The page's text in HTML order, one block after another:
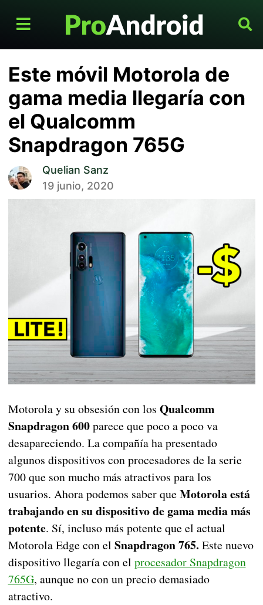
Este móvil Motorola de
gama media llegaría con
el Qualcomm
Snapdragon 765G
Quelian Sanz
19 junio, 2020
Motorola y su obsesión con los Qualcomm
Snapdragon 600parece que poco a poco va
desapareciendo. La compañía ha presentado
algunos dispositivos con procesadores de la serie
700 que son mucho más atractivos para los
usuarios. Ahora podemos saber que Motorola está
trabajando en su dispositivo de gama media más
potente. Sí, incluso más potente que el actual
Motorola Edge con el Snapdragon 765. Este nuevo
dispositivo llegaría con el procesador Snapdragon
765G, aunque no con un precio demasiado
atractivo.